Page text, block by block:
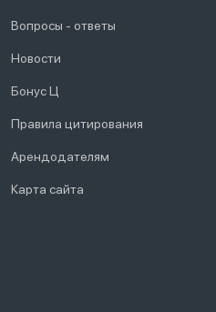
Вопросы - ответы
Новости
Бонус Ц
Правила цитирования
Арендодателям
Карта сайта